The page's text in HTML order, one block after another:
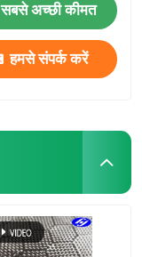
सबसे अच्छी कीमत
हमसे संपर्क करें